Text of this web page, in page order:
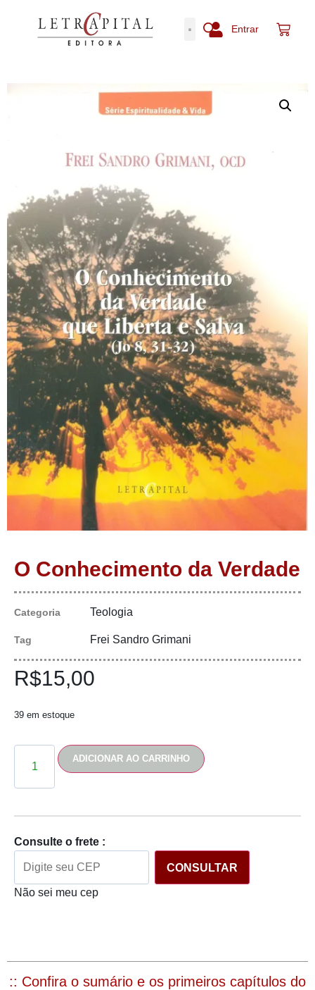
Entrar
O Conhecimento da Verdade
Categoria Teologia
Tag Frei Sandro Grimani
R$15,00
39 em estoque
ADICIONAR AO CARRINHO
Consulte o frete :
CONSULTAR
Não sei meu cep
:: Confira o sumário e os primeiros capítulos do